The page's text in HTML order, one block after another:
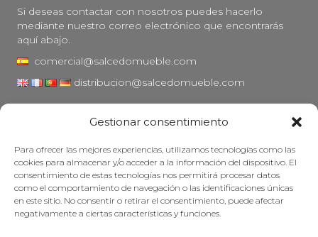
Gestionar consentimiento
Para ofrecer las mejores experiencias, utilizamos tecnologías como las
cookies para almacenar y/o acceder a la información del dispositivo. El
consentimiento de estas tecnologías nos permitirá procesar datos
como el comportamiento de navegación o las identificaciones únicas
en este sitio. No consentir o retirar el consentimiento, puede afectar
negativamente a ciertas características y funciones.
Si deseas contactar con nosotros puedes hacerlo
mediante nuestro correo electrónico que encontrarás
aquí abajo.
comercial@salcedomueble.com
distribucion@salcedomueble.com
Aviso legal
Política de privacidad
Política de cookies
Mantener su mueble